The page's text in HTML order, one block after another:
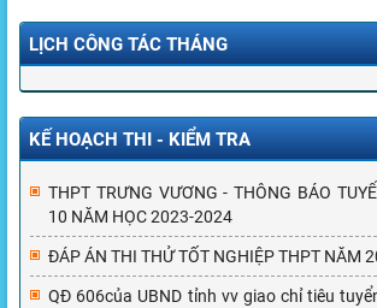
LỊCH CÔNG TÁC THÁNG
KẾ HOẠCH THI - KIỂM TRA
THPT TRƯNG VƯƠNG - THÔNG BÁO
10 NĂM HỌC 2023-2024
ĐÁP ÁN THI THỬ TỐT NGHIỆP THPT NĂM
QĐ 606của UBND tỉnh vv giao chỉ tiêu